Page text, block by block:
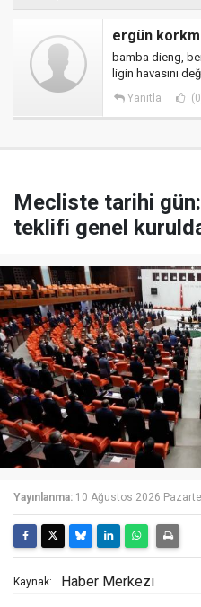
ergün
bamba dieng,
ligin havasını
Yanıtla
Mecliste tarihi
teklifi genel
Yayınlanma: 10 Ağustos 2026
Kaynak: Haber Merkezi